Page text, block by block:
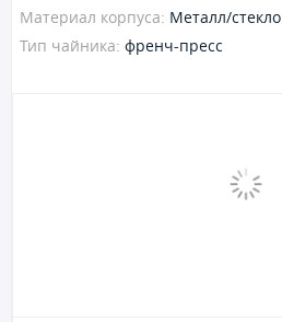
Материал корпуса: Металл/стекло
Тип чайника: френч-пресс